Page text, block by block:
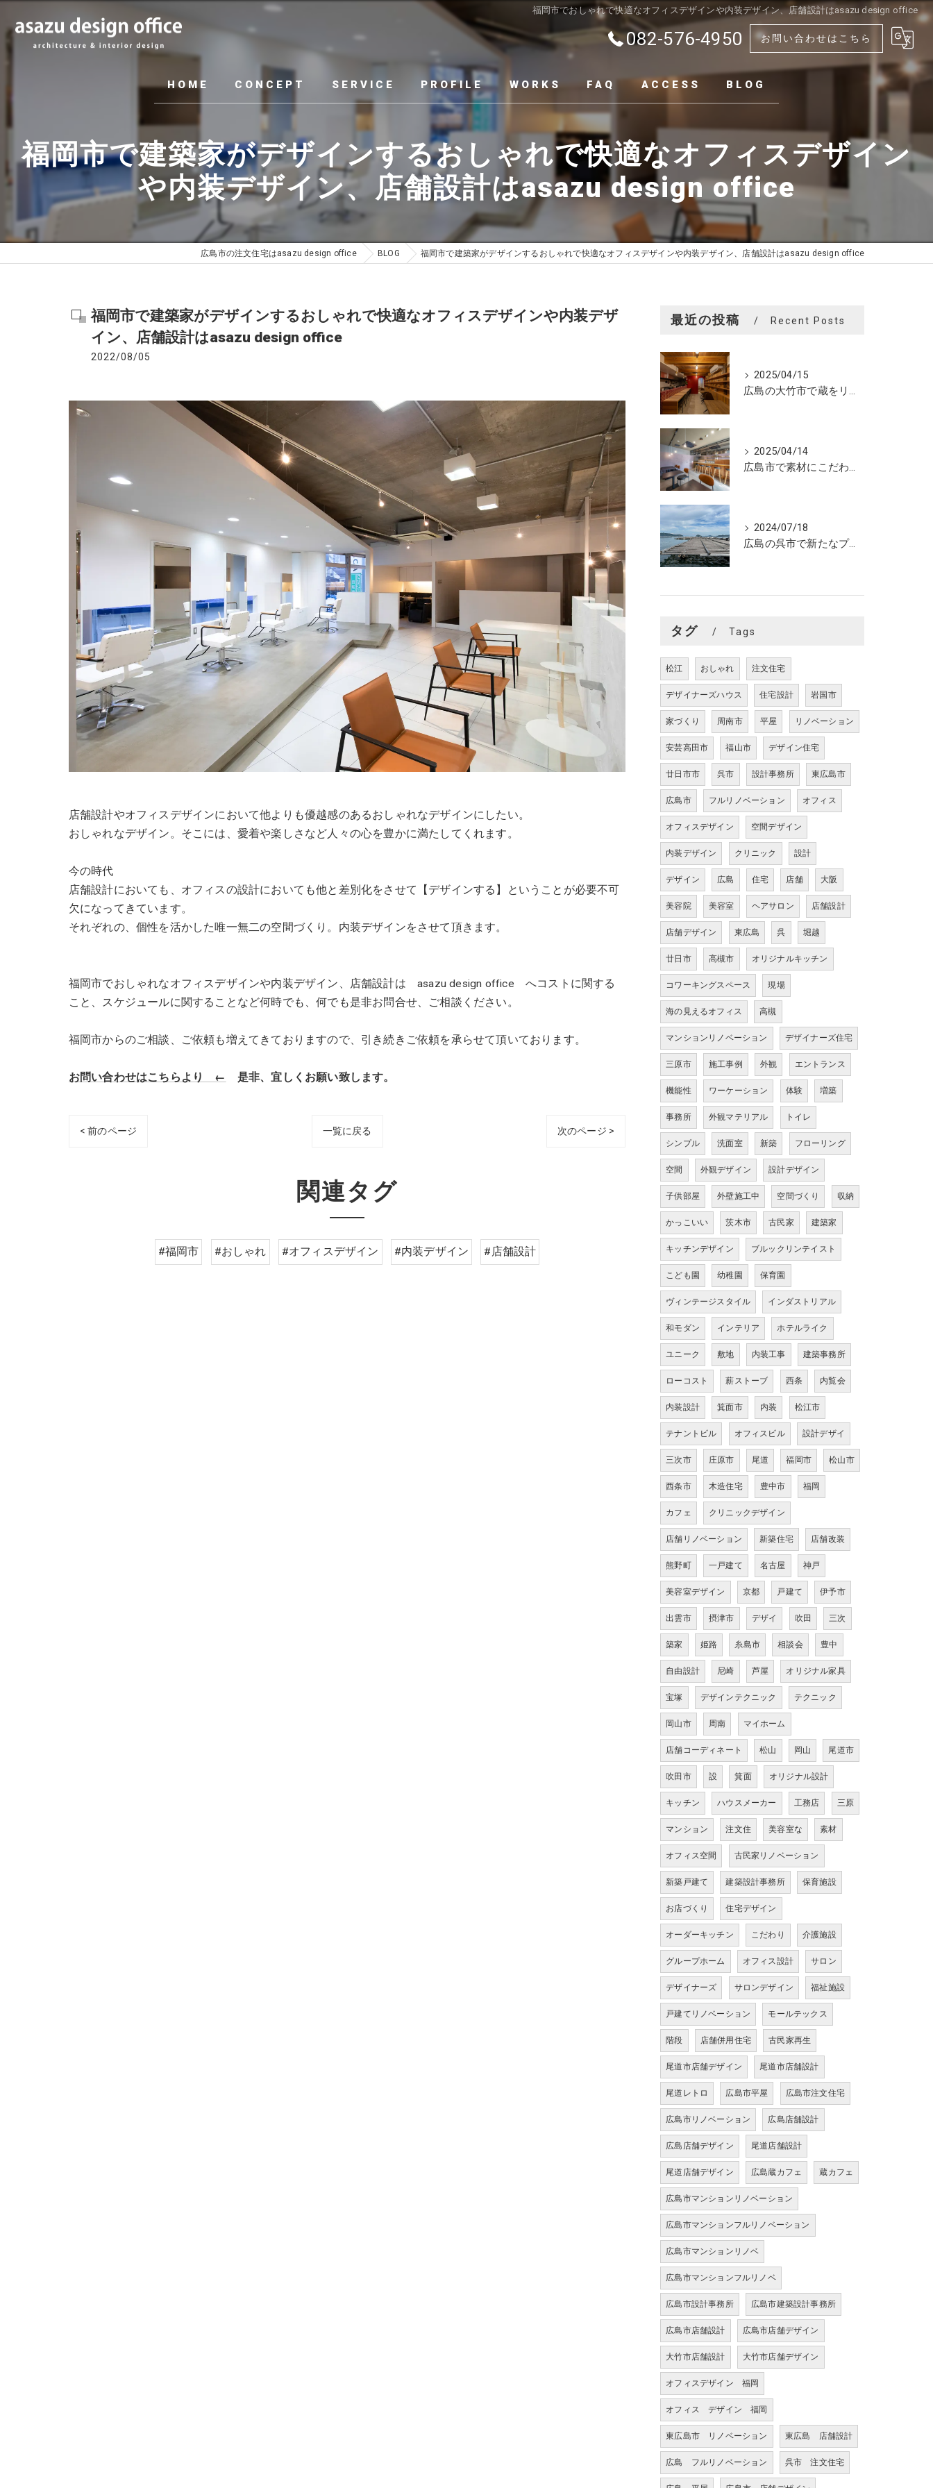
福岡市でおしゃれで快適なオフィスデザインや内装デザイン、店舗設計はasazu design office
082-576-4950 お問い合わせはこちら
HOME CONCEPT SERVICE PROFILE WORKS FAQ ACCESS BLOG
福岡市で建築家がデザインするおしゃれで快適なオフィスデザイン
や内装デザイン、店舗設計はasazu design office
広島市の注文住宅はasazu design office BLOG 福岡市で建築家がデザインするおしゃれで快適なオフィスデザインや内装デザイン、店舗設計はasazu design office
福岡市で建築家がデザインするおしゃれで快適なオフィスデザインや内装デザ
イン、店舗設計はasazu design office
2022/08/05
店舗設計やオフィスデザインにおいて他よりも優越感のあるおしゃれなデザインにしたい。
おしゃれなデザイン。そこには、愛着や楽しさなど人々の心を豊かに満たしてくれます。
今の時代
店舗設計においても、オフィスの設計においても他と差別化をさせて【デザインする】ということが必要不可
欠になってきています。
それぞれの、個性を活かした唯一無二の空間づくり。内装デザインをさせて頂きます。
福岡市でおしゃれなオフィスデザインや内装デザイン、店舗設計は asazu design office へコストに関する
こと、スケジュールに関することなど何時でも、何でも是非お問合せ、ご相談ください。
福岡市からのご相談、ご依頼も増えてきておりますので、引き続きご依頼を承らせて頂いております。
お問い合わせはこちらより ← 是非、宜しくお願い致します。
< 前のページ 一覧に戻る 次のページ >
関連タグ
#福岡市 #おしゃれ #オフィスデザイン #内装デザイン #店舗設計
最近の投稿 Recent Posts
2025/04/15
広島の大竹市で蔵をリノベーションしたカフェの設計。店舗設計、店舗デザインはasazu design office
2025/04/14
広島市で素材にこだわった魅力的なおにぎり屋さんの設計。店舗設計、店舗デザインはasazu design office
2024/07/18
広島の呉市で新たなプロジェクトの現調
タグ Tags
松江 おしゃれ 注文住宅
デザイナーズハウス 住宅設計 岩国市
家づくり 周南市 平屋 リノベーション
安芸高田市 福山市 デザイン住宅
廿日市市 呉市 設計事務所 東広島市
広島市 フルリノベーション オフィス
オフィスデザイン 空間デザイン
内装デザイン クリニック 設計
デザイン 広島 住宅 店舗 大阪
美容院 美容室 ヘアサロン 店舗設計
店舗デザイン 東広島 呉 堀越
廿日市 高槻市 オリジナルキッチン
コワーキングスペース 現場
海の見えるオフィス 高槻
マンションリノベーション デザイナーズ住宅
三原市 施工事例 外観 エントランス
機能性 ワーケーション 体験 増築
事務所 外観マテリアル トイレ
シンプル 洗面室 新築 フローリング
空間 外観デザイン 設計デザイン
子供部屋 外壁施工中 空間づくり 収納
かっこいい 茨木市 古民家 建築家
キッチンデザイン ブルックリンテイスト
こども園 幼稚園 保育園
ヴィンテージスタイル インダストリアル
和モダン インテリア ホテルライク
ユニーク 敷地 内装工事 建築事務所
ローコスト 薪ストーブ 西条 内覧会
内装設計 箕面市 内装 松江市
テナントビル オフィスビル 設計デザイ
三次市 庄原市 尾道 福岡市 松山市
西条市 木造住宅 豊中市 福岡
カフェ クリニックデザイン
店舗リノベーション 新築住宅 店舗改装
熊野町 一戸建て 名古屋 神戸
美容室デザイン 京都 戸建て 伊予市
出雲市 摂津市 デザイ 吹田 三次
築家 姫路 糸島市 相談会 豊中
自由設計 尼崎 芦屋 オリジナル家具
宝塚 デザインテクニック テクニック
岡山市 周南 マイホーム
店舗コーディネート 松山 岡山 尾道市
吹田市 設 箕面 オリジナル設計
キッチン ハウスメーカー 工務店 三原
マンション 注文住 美容室な 素材
オフィス空間 古民家リノベーション
新築戸建て 建築設計事務所 保育施設
お店づくり 住宅デザイン
オーダーキッチン こだわり 介護施設
グループホーム オフィス設計 サロン
デザイナーズ サロンデザイン 福祉施設
戸建てリノベーション モールテックス
階段 店舗併用住宅 古民家再生
尾道市店舗デザイン 尾道市店舗設計
尾道レトロ 広島市平屋 広島市注文住宅
広島市リノベーション 広島店舗設計
広島店舗デザイン 尾道店舗設計
尾道店舗デザイン 広島蔵カフェ 蔵カフェ
広島市マンションリノベーション
広島市マンションフルリノベーション
広島市マンションリノベ
広島市マンションフルリノベ
広島市設計事務所 広島市建築設計事務所
広島市店舗設計 広島市店舗デザイン
大竹市店舗設計 大竹市店舗デザイン
オフィスデザイン 福岡
オフィス デザイン 福岡
東広島市 リノベーション 東広島 店舗設計
広島 フルリノベーション 呉市 注文住宅